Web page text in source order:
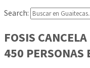
Search:
FOSIS
450 PERSONAS